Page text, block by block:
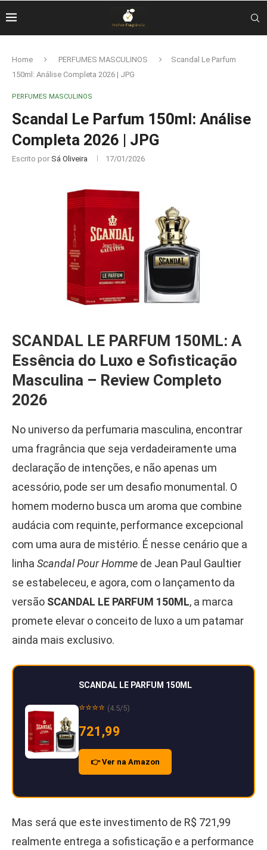
Home PERFUMES MASCULINOS
Scandal Le Parfum
150ml: Análise Completa 2026 | JPG
PERFUMES MASCULINOS
Scandal Le Parfum 150ml: Análise
Completa 2026 | JPG
Escrito por Sá Oliveira 17/01/2026
SCANDAL LE PARFUM 150ML: A
Essência do Luxo e Sofisticação
Masculina – Review Completo
2026
No universo da perfumaria masculina, encontrar
uma fragrância que seja verdadeiramente uma
declaração de intenções, e não apenas um
acessório, pode ser um desafio monumental. O
homem moderno busca um aroma que combine
audácia com requinte, performance excepcional
com uma aura de mistério. É nesse cenário que a
linha Scandal Pour Homme de Jean Paul Gaultier
se estabeleceu, e agora, com o lançamento da
versão SCANDAL LE PARFUM 150ML, a marca
promete elevar o conceito de luxo a um patamar
ainda mais exclusivo.
SCANDAL LE PARFUM 150ML
⭐⭐⭐⭐ (4.5/5)
721,99
👉 Ver na Amazon
Mas será que este investimento de R$ 721,99
realmente entrega a sofisticação e a performance